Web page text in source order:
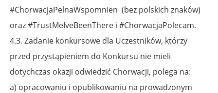
#ChorwacjaPelnaWspomnien (bez polskich znaków)
oraz #TrustMeIveBeenThere i #ChorwacjaPolecam.
4.3. Zadanie konkursowe dla Uczestników, którzy
przed przystąpieniem do Konkursu nie mieli
dotychczas okazji odwiedzić Chorwacji, polega na:
a) opracowaniu i opublikowaniu na prowadzonym